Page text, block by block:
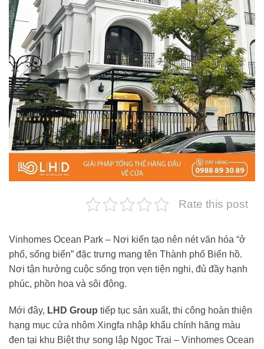
Rate this post
Vinhomes Ocean Park – Nơi kiến tạo nên nét văn hóa “ở
phố, sống biển” đặc trưng mang tên Thành phố Biển hồ.
Nơi tận hưởng cuộc sống trọn vẹn tiện nghi, đủ đầy hạnh
phúc, phồn hoa và sôi động.
Mới đây, LHD Group tiếp tục sản xuất, thi công hoàn thiện
hạng mục cửa nhôm Xingfa nhập khẩu chính hãng màu
đen tại khu Biệt thự song lập Ngọc Trai – Vinhomes Ocean